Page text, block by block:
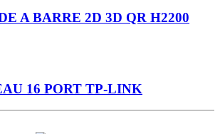
A BARRE 2D 3D QR H2200
16 PORT TP-LINK